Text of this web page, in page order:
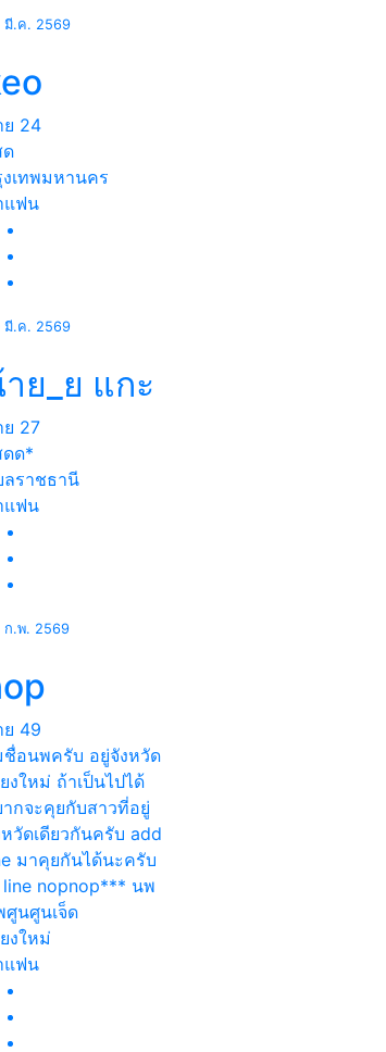
มี.ค. 2569
24
ด
งเทพมหานคร
แฟน
มี.ค. 2569
ย_ย แกะ
27
ดด*
ลราชธานี
แฟน
ก.พ. 2569
49
ชื่อนพครับ อยู่จังหวัด
งใหม่ ถ้าเป็นไปได้
ากจะคุยกับสาวที่อยู่
หวัดเดียวกันครับ add
มาคุยกันได้นะครับ
line nopnop*** นพ
ศูนศูนเจ็ด
งใหม่
แฟน